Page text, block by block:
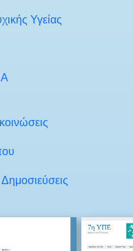
Υγείας
Δημοσιεύσεις